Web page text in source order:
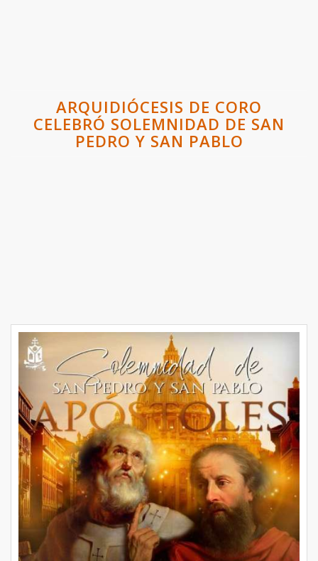
ARQUIDIÓCESIS DE CORO
CELEBRÓ SOLEMNIDAD DE SAN
PEDRO Y SAN PABLO